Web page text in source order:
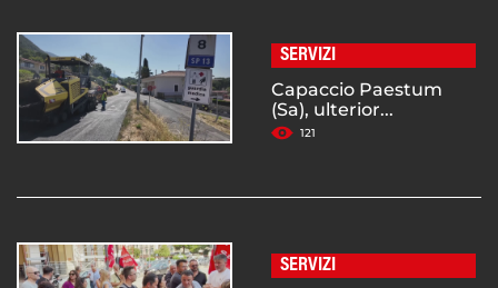
SERVIZI
Capaccio Paestum
(Sa), ulterior...
121
SERVIZI